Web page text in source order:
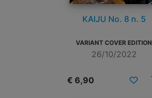
KAIJU No. 8 n. 5
VARIANT COVER EDITION
26/10/2022
€ 6,90